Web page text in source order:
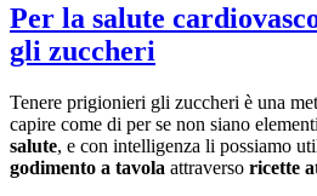
Per la salute
gli zuccheri
Tenere prigionieri gli zuccheri è una
capire come di per se non siano
salute, e con intelligenza li possiamo
godimento a tavola attraverso ricette